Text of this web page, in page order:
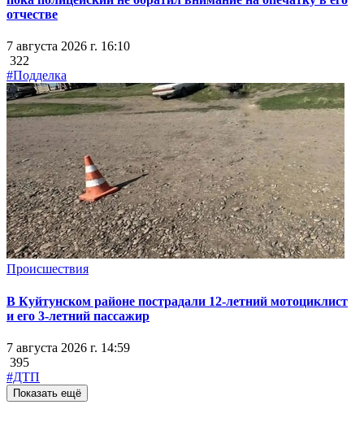
отчестве
7 августа 2026 г. 16:10
322
#Подделка
Происшествия
В Куйтунском районе пострадали 12-летний мотоциклист
и его 3-летний пассажир
7 августа 2026 г. 14:59
395
#ДТП
Показать ещё